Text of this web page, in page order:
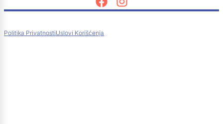
Politika PrivatnostiUslovi Korišćenja